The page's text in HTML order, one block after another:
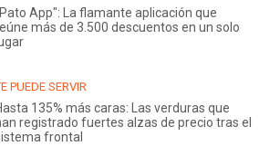
App": La flamante aplicación que
más de 3.500 descuentos en un solo
PUEDE SERVIR
135% más caras: Las verduras que
registrado fuertes alzas de precio tras el
frontal